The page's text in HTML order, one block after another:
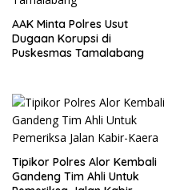
AAK Minta Polres Usut
Dugaan Korupsi di
Puskesmas Tamalabang
Tipikor Polres Alor Kembali
Gandeng Tim Ahli Untuk